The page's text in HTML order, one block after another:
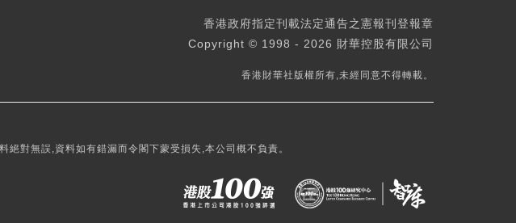
香港政府指定刊載法定通告之憲報刊登報章
Copyright © 1998 - 2026 財華控股有限公司
香港財華社版權所有,未經同意不得轉載。
對無誤,資料如有錯漏而令閣下蒙受損失,本公司概不負責。